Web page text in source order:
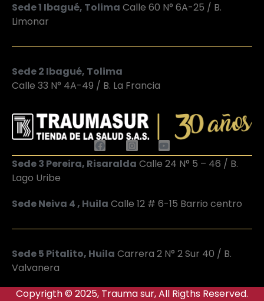
Sede 1 Ibagué, Tolima Calle 60 N° 6A-25 / B.
Limonar
Sede 2 Ibagué, Tolima
Calle 33 N° 4A-49 / B. La Francia
Sede 3 Pereira, Risaralda Calle 24 N° 5 – 46 / B.
Lago Uribe
Sede Neiva 4 , Huila Calle 12 # 6-15 Barrio centro
Sede 5 Pitalito, Huila Carrera 2 N° 2 Sur 40 / B.
Valvanera
Copyrigth © 2025, Trauma sur, All Rigths Reserved.